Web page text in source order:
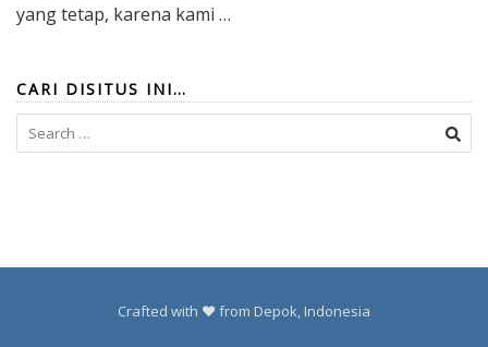
yang tetap, karena kami …
CARI DISITUS INI…
Search
for:
Crafted with ❤️ from Depok, Indonesia